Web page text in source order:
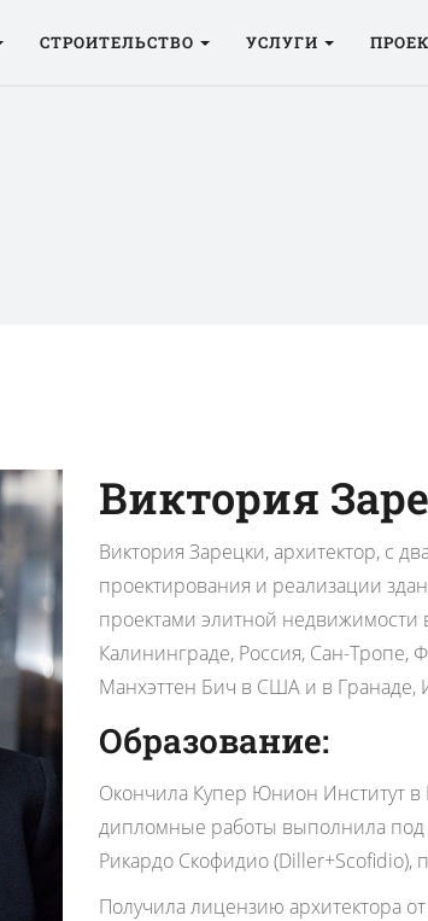
СТРОИТЕЛЬСТВО УСЛУГИ
Виктория
Виктория Зарецки, архитектор, с
проектирования и реализации
проектами элитной недвижимости
Калининграде, Россия, Сан-
Манхэттен Бич в США и в Гранаде,
Образование:
Окончила Купер Юнион Институт в
дипломные работы выполнила под
Рикардо Скофидио
Получила лицензию архитектора